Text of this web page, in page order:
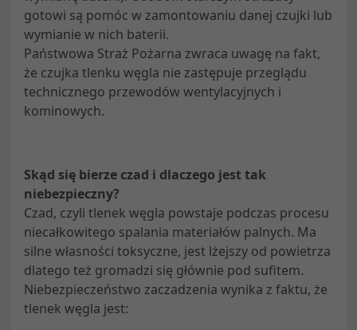
gotowi są pomóc w zamontowaniu danej czujki lub
wymianie w nich baterii.
Państwowa Straż Pożarna zwraca uwagę na fakt,
że czujka tlenku węgla nie zastępuje przeglądu
technicznego przewodów wentylacyjnych i
kominowych.
Skąd się bierze czad i dlaczego jest tak
niebezpieczny?
Czad, czyli tlenek węgla powstaje podczas procesu
niecałkowitego spalania materiałów palnych. Ma
silne własności toksyczne, jest lżejszy od powietrza
dlatego też gromadzi się głównie pod sufitem.
Niebezpieczeństwo zaczadzenia wynika z faktu, że
tlenek węgla jest: